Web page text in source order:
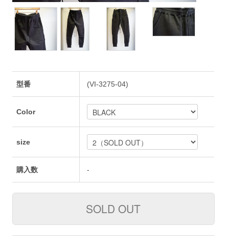
型番 (VI-3275-04)
Color
size
購入数 -